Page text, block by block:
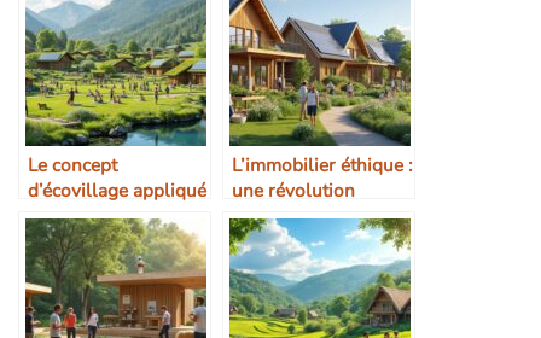
Le concept
d’écovillage appliqué
au tourisme
L’immobilier éthique :
une révolution
silencieuse